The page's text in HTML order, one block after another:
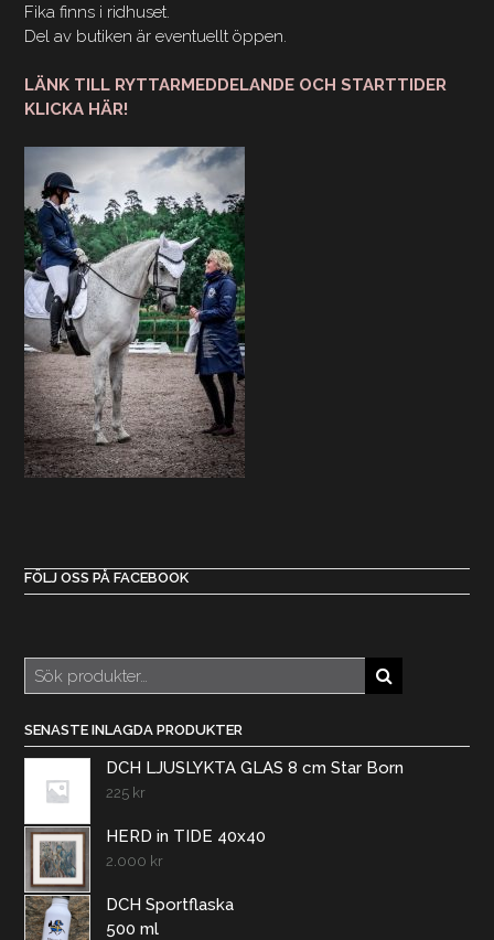
Fika finns i ridhuset.
Del av butiken är eventuellt öppen.
LÄNK TILL RYTTARMEDDELANDE OCH STARTTIDER
KLICKA HÄR!
FÖLJ OSS PÅ FACEBOOK
Sök
efter:
SENASTE INLAGDA PRODUKTER
DCH LJUSLYKTA GLAS 8 cm Star Born
225 kr
HERD in TIDE 40x40
2.000 kr
DCH Sportflaska
500 ml